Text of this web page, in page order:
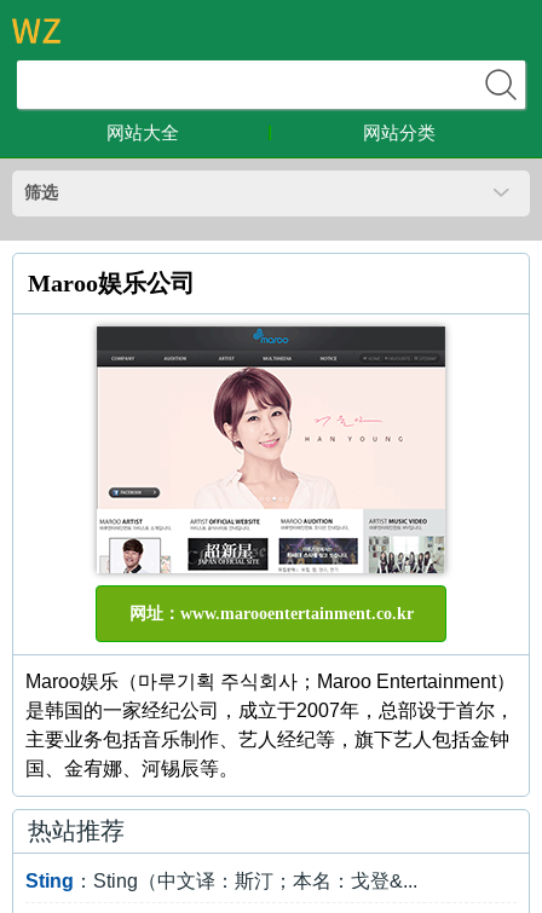
网站大全 网站分类
筛选
Maroo娱乐公司
网址：www.marooentertainment.co.kr
Maroo娱乐（마루기획 주식회사；Maroo Entertainment）
是韩国的一家经纪公司，成立于2007年，总部设于首尔，
主要业务包括音乐制作、艺人经纪等，旗下艺人包括金钟
国、金宥娜、河锡辰等。
热站推荐
Sting ：Sting（中文译：斯汀；本名：戈登&...